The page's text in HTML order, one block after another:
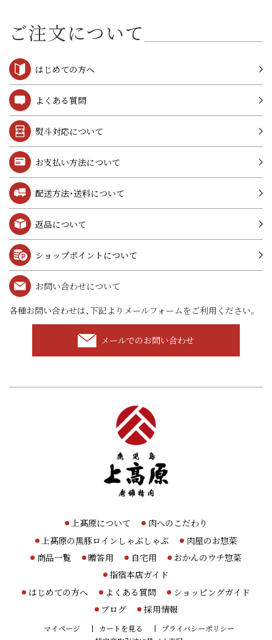
ご注文について
はじめての方へ
よくある質問
熨斗対応について
お支払い方法について
配送方法・送料について
返品について
ショップポイントについて
お問い合わせについて
各種お問い合わせは、下記よりメールフォームをご利用ください。
メールでのお問い合わせ
上髙原について
肉へのこだわり
上髙原の黒豚ロインしゃぶしゃぶ
肉屋のお惣菜
商品一覧
贈答用 自宅用
おかんのウチ惣菜
指宿本店ガイド
はじめての方へ
よくある質問
ショッピングガイド
ブログ
採用情報
マイページ カートを見る
プライバシーポリシー